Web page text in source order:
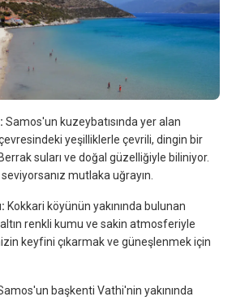
Samos'un kuzeybatısında yer alan
yeşilliklerle çevrili, dingin bir
suları ve doğal güzelliğiyle biliniyor.
mutlaka uğrayın.
Kokkari köyünün yakınında bulunan
altın renkli kumu ve sakin atmosferiyle
keyfini çıkarmak ve güneşlenmek için
başkenti Vathi'nin yakınında